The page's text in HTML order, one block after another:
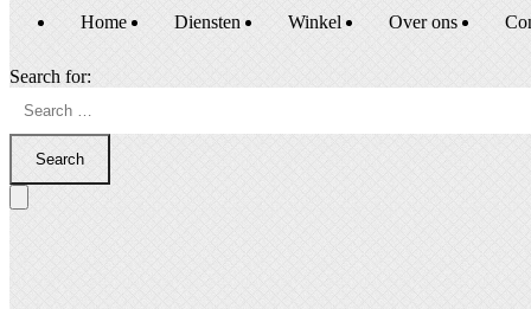
Home Diensten Winkel Over ons
Search for:
Search